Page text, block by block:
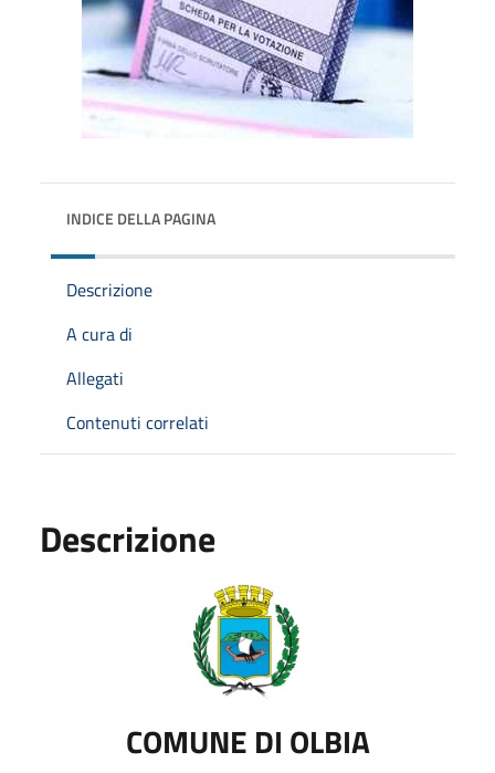
INDICE DELLA PAGINA
Descrizione
A cura di
Allegati
Contenuti correlati
Descrizione
COMUNE DI OLBIA